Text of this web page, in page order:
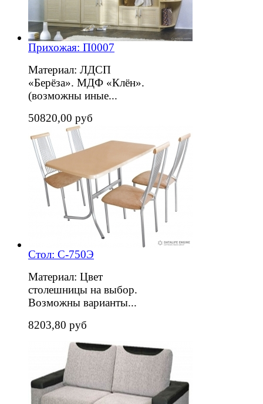
Прихожая: П0007
Материал: ЛДСП
«Берёза». МДФ «Клён».
(возможны иные...
50820,00 руб
Стол: С-750Э
Материал: Цвет
столешницы на выбор.
Возможны варианты...
8203,80 руб